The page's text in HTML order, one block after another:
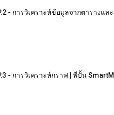
- การวิเคราะห์ข้อมูลจากตารางแ
- การวิเคราะห์กราฟ | พี่ปั้น